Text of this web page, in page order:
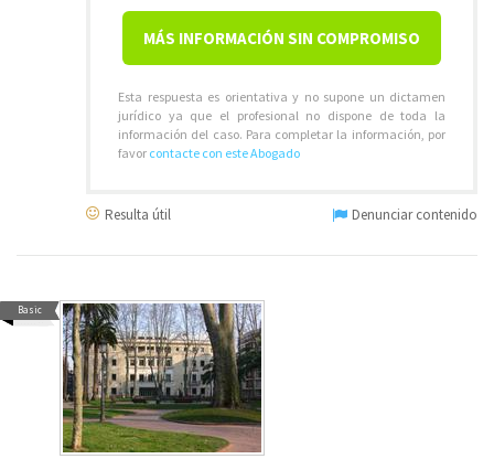
MÁS INFORMACIÓN SIN COMPROMISO
Esta respuesta es orientativa y no supone un dictamen
jurídico ya que el profesional no dispone de toda la
información del caso. Para completar la información, por
favor contacte con este Abogado
Resulta útil Denunciar contenido
Basic